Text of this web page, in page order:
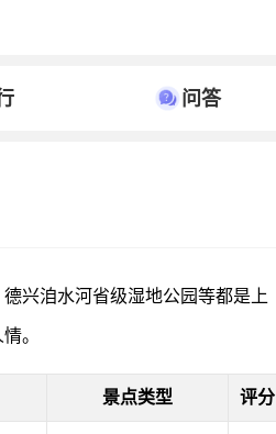
问答
兴洎水河省级湿地公园等都是上
。
景点类型 评分